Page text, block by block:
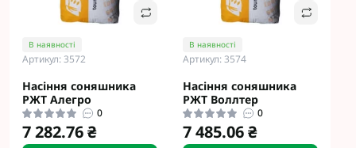
В наявності
Артикул: 3572
Насіння соняшника
РЖТ Алегро
0
7 282.76 ₴
В наявності
Артикул: 3574
Насіння соняшника
РЖТ Воллтер
0
7 485.06 ₴